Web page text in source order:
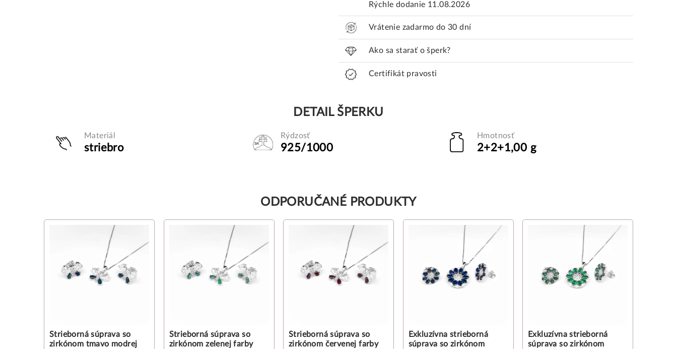
Rýchle dodanie 11.08.2026
Vrátenie zadarmo do 30 dní
Ako sa starať o šperk?
Certifikát pravosti
DETAIL ŠPERKU
Materiál
striebro
Rýdzosť
925/1000
Hmotnosť
2+2+1,00 g
ODPORUČANÉ PRODUKTY
Strieborná súprava so
zirkónom tmavo modrej
Strieborná súprava so
zirkónom zelenej farby
Strieborná súprava so
zirkónom červenej farby
Exkluzívna strieborná
súprava so zirkónom
Exkluzívna strieborná
súprava so zirkónom